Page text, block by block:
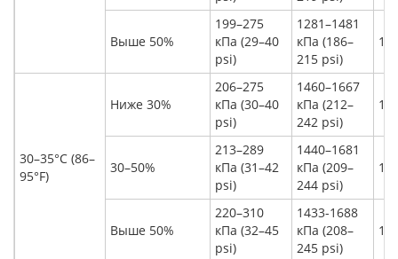
Выше 50%
199–275
кПа (29–40
psi)
1281–1481
кПа (186–
215 psi)
30–35°C (86–
95°F)
Ниже 30%
206–275
кПа (30–40
psi)
1460–1667
кПа (212–
242 psi)
30–50%
213–289
кПа (31–42
psi)
1440–1681
кПа (209–
244 psi)
Выше 50%
220–310
кПа (32–45
psi)
1433-1688
кПа (208–
245 psi)